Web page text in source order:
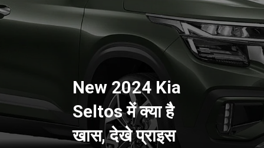
New 2024 Kia
Seltos में क्या है
खास, देखे प्राइस